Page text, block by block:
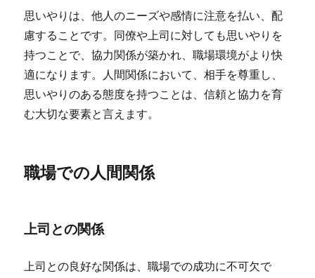
思いやりは、他人のニーズや感情に注意を払い、配
慮することです。同僚や上司に対しても思いやりを
持つことで、協力関係が築かれ、職場環境がより快
適になります。人間関係において、相手を尊重し、
思いやりのある態度を持つことは、信頼と協力を育
む大切な要素と言えます。
職場での人間関係
上司との関係
上司との良好な関係は、職場での成功に不可欠で